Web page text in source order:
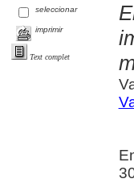
seleccionar
imprimir
Text complet